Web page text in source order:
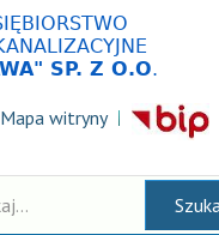
Mapa witryny